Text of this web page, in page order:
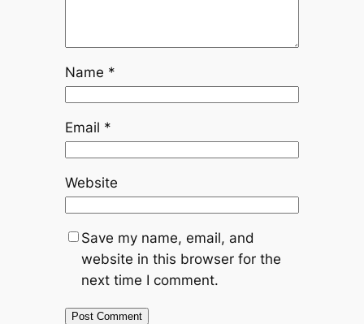
Name *
Email *
Website
Save my name, email, and
website in this browser for the
next time I comment.